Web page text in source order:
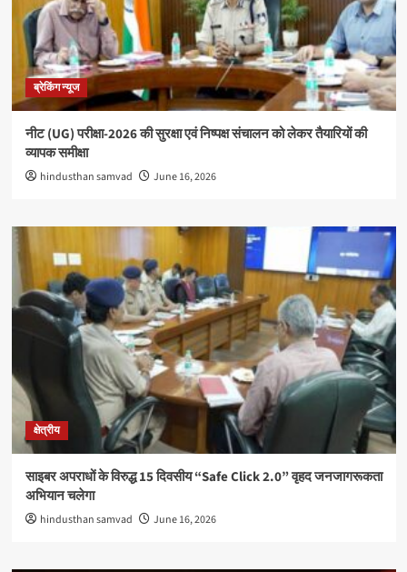
ब्रेकिंग न्यूज
नीट (UG) परीक्षा-2026 की सुरक्षा एवं निष्पक्ष संचालन को लेकर तैयारियों की
व्यापक समीक्षा
hindusthan samvad June 16, 2026
क्षेत्रीय
साइबर अपराधों के विरुद्ध 15 दिवसीय “Safe Click 2.0” वृहद जनजागरूकता
अभियान चलेगा
hindusthan samvad June 16, 2026